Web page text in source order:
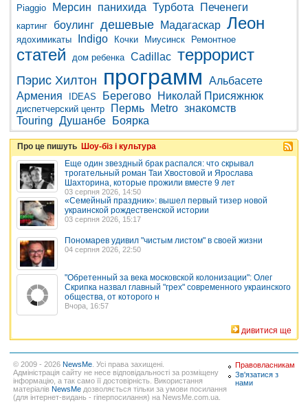
Piaggio Мерсин панихида Турбота Печенеги
картинг боулинг дешевые Мадагаскар Леон
ядохимикаты Indigo Кочки Миусинск Ремонтное
статей дом ребенка Cadillac террорист
Пэрис Хилтон программ
Альбасете
Армения
IDEAS Берегово Николай Присяжнюк
диспетчерский центр Пермь Metro знакомств
Touring Душанбе Боярка
Про це пишуть Шоу-біз і культура
Еще один звездный брак распался: что скрывал
трогательный роман Таи Хвостовой и Ярослава
Шахторина, которые прожили вместе 9 лет
03 серпня 2026, 14:50
«Семейный праздник»: вышел первый тизер новой
украинской рождественской истории
03 серпня 2026, 15:17
Пономарев удивил "чистым листом" в своей жизни
04 серпня 2026, 22:50
"Обретенный за века московской колонизации": Олег
Скрипка назвал главный "грех" современного украинского
общества, от которого н
Вчора, 16:57
дивитися ще
© 2009 - 2026 NewsMe . Усі права захищені.
Адміністрація сайту не несе відповідальності за розміщену
інформацію, а так само її достовірність. Використання
матеріалів NewsMe дозволяється тільки за умови посилання
(для інтернет-видань - гіперпосилання) на NewsMe.com.ua.
Правовласникам
Зв'язатися з
нами